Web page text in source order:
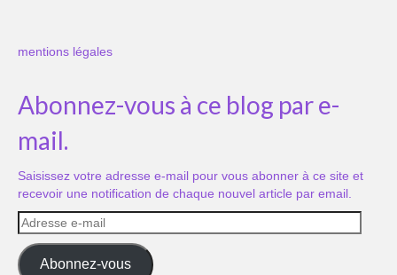
mentions légales
Abonnez-vous à ce blog par e-
mail.
Saisissez votre adresse e-mail pour vous abonner à ce site et
recevoir une notification de chaque nouvel article par email.
Adresse
e-
mail
Abonnez-vous